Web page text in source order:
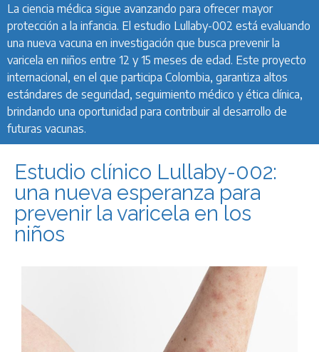
La ciencia médica sigue avanzando para ofrecer mayor
protección a la infancia. El estudio Lullaby-002 está evaluando
una nueva vacuna en investigación que busca prevenir la
varicela en niños entre 12 y 15 meses de edad. Este proyecto
internacional, en el que participa Colombia, garantiza altos
estándares de seguridad, seguimiento médico y ética clínica,
brindando una oportunidad para contribuir al desarrollo de
futuras vacunas.
Estudio clínico Lullaby-002:
una nueva esperanza para
prevenir la varicela en los
niños